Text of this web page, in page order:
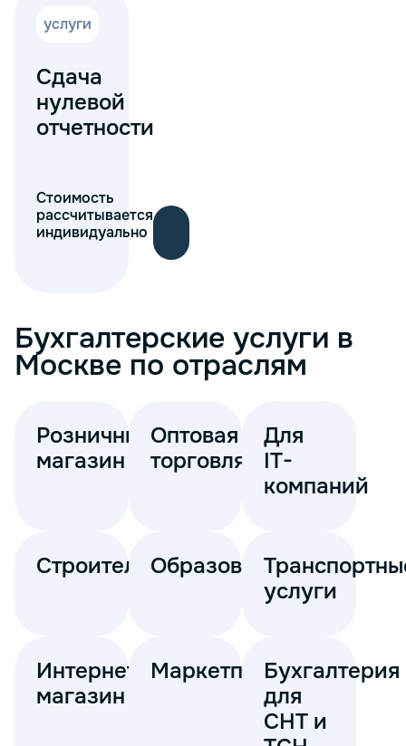
услуги
Сдача
нулевой
отчетности
Стоимость
рассчитывается
индивидуально
Бухгалтерские услуги в
Москве по отраслям
Розничный
магазин
Оптовая
торговля
Для
IT-
компаний
СтроительствоОбразование
услуги
Интернет-
магазин
МаркетплейсыБухгалтерия
для
СНТ и